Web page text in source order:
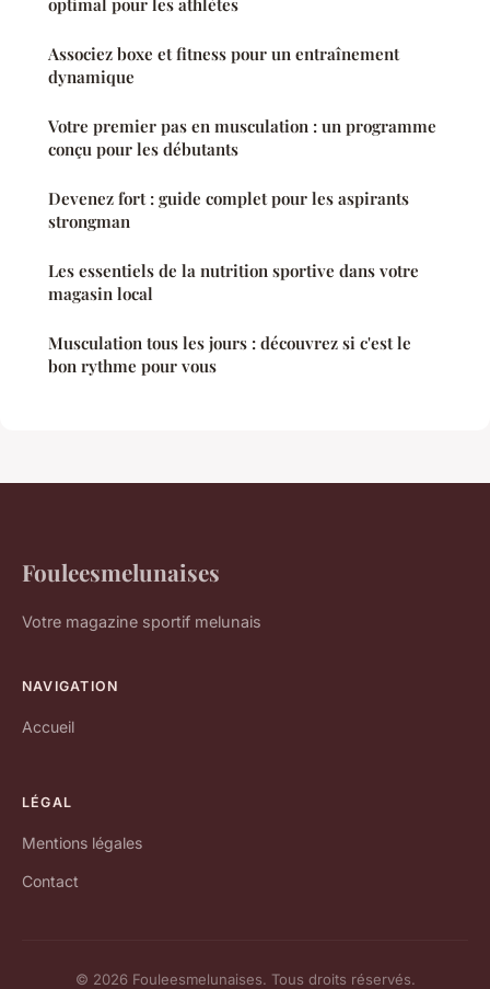
optimal pour les athlètes
Associez boxe et fitness pour un entraînement
dynamique
Votre premier pas en musculation : un programme
conçu pour les débutants
Devenez fort : guide complet pour les aspirants
strongman
Les essentiels de la nutrition sportive dans votre
magasin local
Musculation tous les jours : découvrez si c'est le
bon rythme pour vous
Fouleesmelunaises
Votre magazine sportif melunais
NAVIGATION
Accueil
LÉGAL
Mentions légales
Contact
© 2026 Fouleesmelunaises. Tous droits réservés.